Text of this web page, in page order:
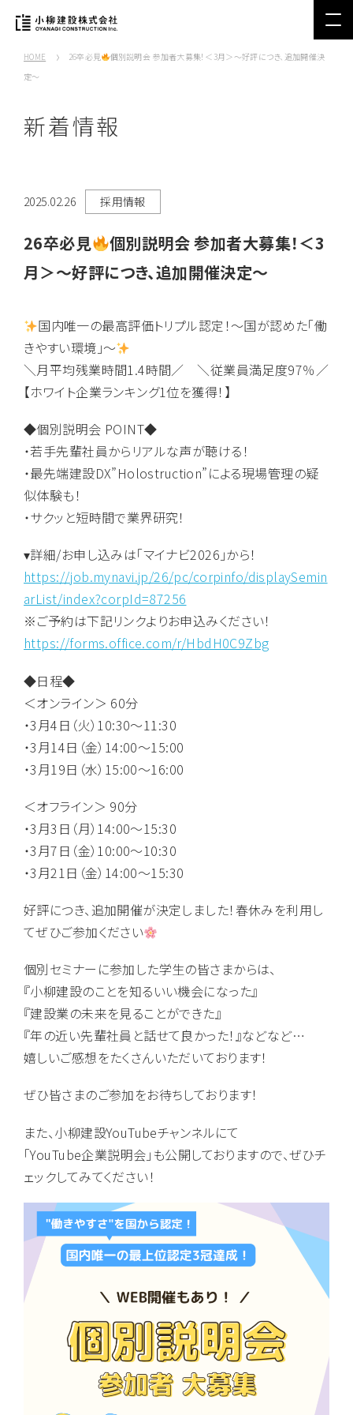
HOME 26卒必見
個別説明会 参加者大募集！＜3月＞～好評につき、追加開催決
定～
新着情報
2025.02.26 採用情報
26卒必見
個別説明会 参加者大募集！＜3
月＞～好評につき、追加開催決定～
国内唯一の最高評価トリプル認定！～国が認めた「働
きやすい環境」～
＼月平均残業時間1.4時間／ ＼従業員満足度97％／
【ホワイト企業ランキング1位を獲得！】
◆個別説明会 POINT◆
・若手先輩社員からリアルな声が聴ける！
・最先端建設DX”Holostruction”による現場管理の疑
似体験も！
・サクッと短時間で業界研究！
▾詳細/お申し込みは「マイナビ2026」から！
https://job.mynavi.jp/26/pc/corpinfo/displaySemin
arList/index?corpId=87256
※ご予約は下記リンクよりお申込みください！
https://forms.office.com/r/HbdH0C9Zbg
◆日程◆
＜オンライン＞ 60分
・3月4日（火）10:30～11:30
・3月14日（金）14:00～15:00
・3月19日（水）15:00～16:00
＜オフライン＞ 90分
・3月3日（月）14:00～15:30
・3月7日（金）10:00～10:30
・3月21日（金）14:00～15:30
好評につき、追加開催が決定しました！春休みを利用し
てぜひご参加ください
個別セミナーに参加した学生の皆さまからは、
『小柳建設のことを知るいい機会になった』
『建設業の未来を見ることができた』
『年の近い先輩社員と話せて良かった！』などなど…
嬉しいご感想をたくさんいただいております！
ぜひ皆さまのご参加をお待ちしております！
また、小柳建設YouTubeチャンネルにて
「YouTube企業説明会」も公開しておりますので、ぜひチ
ェックしてみてください！